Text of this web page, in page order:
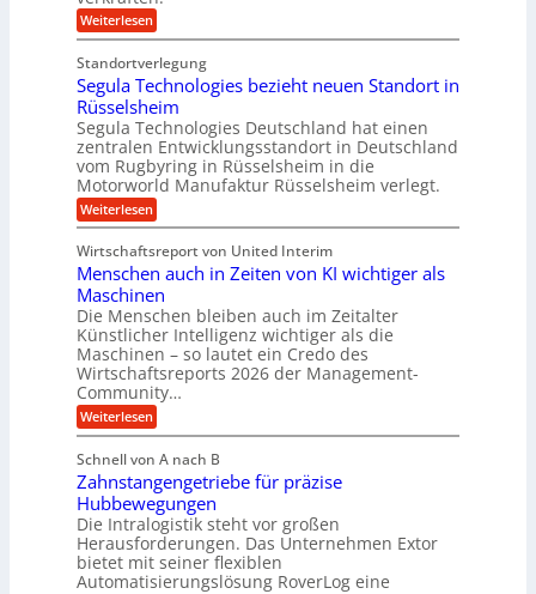
h
r
e
f
ü
d
e
n
M
a
c
h
i
n
n
b
a
u
e
a
m
t
i
t
t
n
d
u
s
t
i
a
l
B
u
s
i
n
e
s
s
c
o
s
y
s
t
e
m
Weiterlesen:
K
n
s
t
s
t
o
f
f
-
W
l
l
c
h
u
t
z
s
c
h
l
ä
c
h
e
i
n
2
2
Standortverlegung
Segula Technologies bezieht neuen Standort in
Rüsselsheim
Segula Technologies Deutschland hat einen
zentralen Entwicklungsstandort in Deutschland
vom Rugbyring in Rüsselsheim in die
Motorworld Manufaktur Rüsselsheim verlegt.
Weiterlesen:
S
g
u
l
a
T
e
c
h
n
o
l
o
g
i
e
s
b
e
z
i
Wirtschaftsreport von United Interim
Menschen auch in Zeiten von KI wichtiger als
Maschinen
Die Menschen bleiben auch im Zeitalter
Künstlicher Intelligenz wichtiger als die
Maschinen – so lautet ein Credo des
Wirtschaftsreports 2026 der Management-
Community…
Weiterlesen:
M
n
s
c
h
e
n
a
u
Schnell von A nach B
Zahnstangengetriebe für präzise
Hubbewegungen
Die Intralogistik steht vor großen
Herausforderungen. Das Unternehmen Extor
bietet mit seiner flexiblen
Automatisierungslösung RoverLog eine